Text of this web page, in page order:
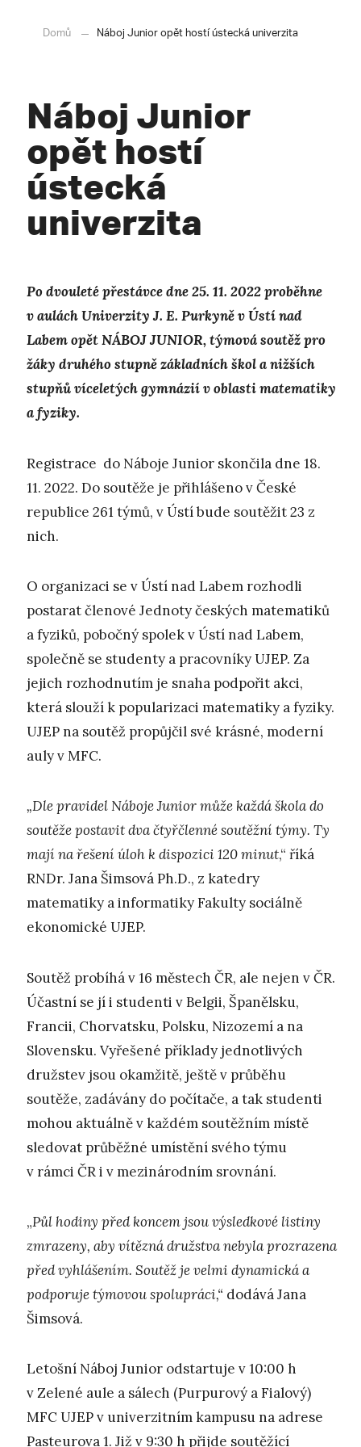
Domů Náboj Junior opět hostí ústecká univerzita
Náboj Junior
opět hostí
ústecká
univerzita
Po dvouleté přestávce dne 25. 11. 2022 proběhne
v aulách Univerzity J. E. Purkyně v Ústí nad
Labem opět NÁBOJ JUNIOR, týmová soutěž pro
žáky druhého stupně základních škol a nižších
stupňů víceletých gymnázií v oblasti matematiky
a fyziky.
Registrace do Náboje Junior skončila dne 18.
11. 2022. Do soutěže je přihlášeno v České
republice 261 týmů, v Ústí bude soutěžit 23 z
nich.
O organizaci se v Ústí nad Labem rozhodli
postarat členové Jednoty českých matematiků
a fyziků, pobočný spolek v Ústí nad Labem,
společně se studenty a pracovníky UJEP. Za
jejich rozhodnutím je snaha podpořit akci,
která slouží k popularizaci matematiky a fyziky.
UJEP na soutěž propůjčil své krásné, moderní
auly v MFC.
„Dle pravidel Náboje Junior může každá škola do
soutěže postavit dva čtyřčlenné soutěžní týmy. Ty
mají na řešení úloh k dispozici 120 minut,“ říká
RNDr. Jana Šimsová Ph.D., z katedry
matematiky a informatiky Fakulty sociálně
ekonomické UJEP.
Soutěž probíhá v 16 městech ČR, ale nejen v ČR.
Účastní se jí i studenti v Belgii, Španělsku,
Francii, Chorvatsku, Polsku, Nizozemí a na
Slovensku. Vyřešené příklady jednotlivých
družstev jsou okamžitě, ještě v průběhu
soutěže, zadávány do počítače, a tak studenti
mohou aktuálně v každém soutěžním místě
sledovat průběžné umístění svého týmu
v rámci ČR i v mezinárodním srovnání.
„Půl hodiny před koncem jsou výsledkové listiny
zmrazeny, aby vítězná družstva nebyla prozrazena
před vyhlášením. Soutěž je velmi dynamická a
podporuje týmovou spolupráci,“ dodává Jana
Šimsová.
Letošní Náboj Junior odstartuje v 10:00 h
v Zelené aule a sálech (Purpurový a Fialový)
MFC UJEP v univerzitním kampusu na adrese
Pasteurova 1. Již v 9:30 h přijde soutěžící